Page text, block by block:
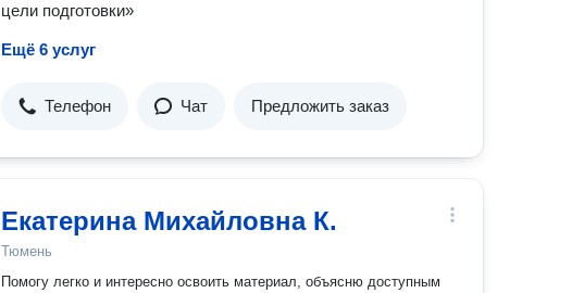
цели подготовки»
Ещё 6 услуг
Телефон Чат Предложить заказ
Екатерина Михайловна К.
Тюмень
Помогу легко и интересно освоить материал, объясню доступным